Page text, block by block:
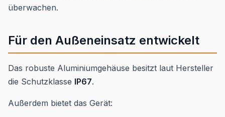
überwachen.
Für den Außeneinsatz entwickelt
Das robuste Aluminiumgehäuse besitzt laut Hersteller
die Schutzklasse IP67.
Außerdem bietet das Gerät: